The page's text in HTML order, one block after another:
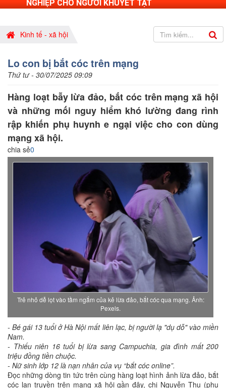
NGHIỆP CHO NGƯỜI KHUYẾT TẬT
Kinh tế - xã hội
Lo con bị bắt cóc trên mạng
Thứ tư - 30/07/2025 09:09
Hàng loạt bẫy lừa đảo, bắt cóc trên mạng xã hội
và những mối nguy hiểm khó lường đang rình
rập khiến phụ huynh e ngại việc cho con dùng
mạng xã hội.
chia sẻ0
Trẻ nhỏ dễ lọt vào tầm ngắm của kẻ lừa đảo, bắt cóc qua mạng. Ảnh:
Pexels.
- Bé gái 13 tuổi ở Hà Nội mất liên lạc, bị người lạ "dụ dỗ" vào miền
Nam.
- Thiếu niên 16 tuổi bị lừa sang Campuchia, gia đình mất 200
triệu đồng tiền chuộc.
- Nữ sinh lớp 12 là nạn nhân của vụ “bắt cóc online”.
Đọc những dòng tin tức trên cùng hàng loạt hình ảnh lừa đảo, bắt
cóc lan truyền trên mạng xã hội gần đây, chị Nguyễn Thu (phụ